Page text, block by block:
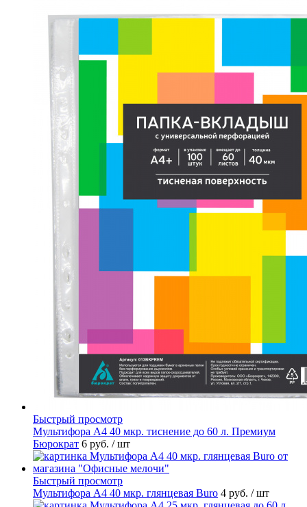
Быстрый просмотр
Мультифора А4 40 мкр. тиснение до 60 л. Премиум
Бюрократ 6 руб. / шт
Быстрый просмотр
Мультифора А4 40 мкр. глянцевая Buro 4 руб. / шт